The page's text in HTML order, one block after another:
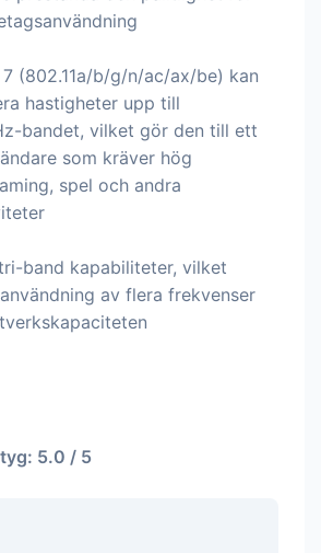
(802.11a/b/g/n/ac/ax/be) kan
hastigheter upp till
bandet, vilket gör den till ett
som kräver hög
spel och andra
band kapabiliteter, vilket
av flera frekvenser
5.0 / 5